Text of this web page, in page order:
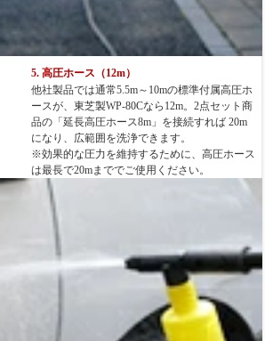
5. 高圧ホース（12m）
他社製品では通常5.5m～10mの標準付属高圧ホ
ースが、東芝製WP-80Cなら12m。2点セット商
品の「延長高圧ホース8m」を接続すれば20m
になり、広範囲を洗浄できます。
※効果的な圧力を維持するために、高圧ホース
は最長で20mまででご使用ください。